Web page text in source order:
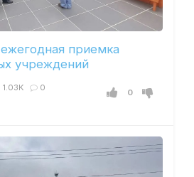
приемка
учреждений
0
1.03K 0